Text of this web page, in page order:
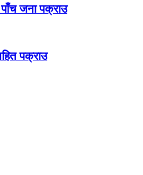
जना पक्राउ
पक्राउ